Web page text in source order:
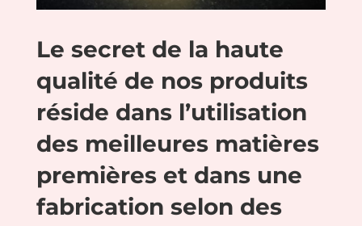
Le secret de la haute
qualité de nos produits
réside dans l’utilisation
des meilleures matières
premières et dans une
fabrication selon des